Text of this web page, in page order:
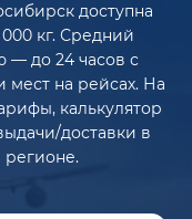
доступна
кг. Средний
— до 24 часов с
мест на рейсах. На
калькулятор
доставки в